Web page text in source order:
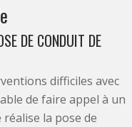
DE CONDUIT DE
difficiles avec
de faire appel à un
la pose de